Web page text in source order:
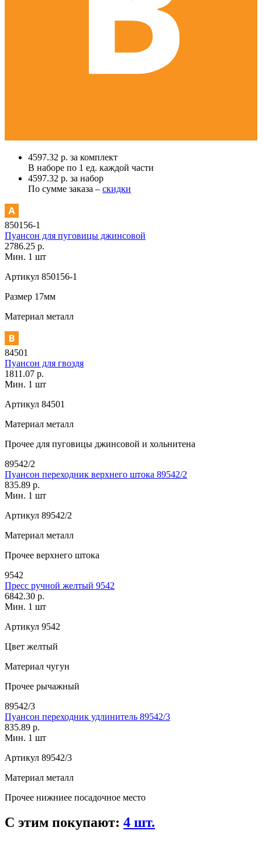
4597.32 р. за комплект
В наборе по 1 ед. каждой части
4597.32 р. за набор
По сумме заказа – скидки
850156-1
Пуансон для пуговицы джинсовой
2786.25 р.
Мин. 1 шт
Артикул 850156-1
Размер 17мм
Материал металл
84501
Пуансон для гвоздя
1811.07 р.
Мин. 1 шт
Артикул 84501
Материал металл
Прочее для пуговицы джинсовой и хольнитена
89542/2
Пуансон переходник верхнего штока 89542/2
835.89 р.
Мин. 1 шт
Артикул 89542/2
Материал металл
Прочее верхнего штока
9542
Пресс ручной желтый 9542
6842.30 р.
Мин. 1 шт
Артикул 9542
Цвет желтый
Материал чугун
Прочее рычажный
89542/3
Пуансон переходник удлинитель 89542/3
835.89 р.
Мин. 1 шт
Артикул 89542/3
Материал металл
Прочее нижниее посадочное место
С этим покупают: 4 шт.